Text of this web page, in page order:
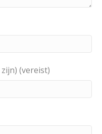
(vereist)